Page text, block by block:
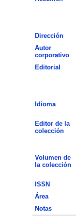
Dirección
Autor
corporativo
Editorial
Idioma
Editor de la
colección
Volumen de
la colección
ISSN
Área
Notas